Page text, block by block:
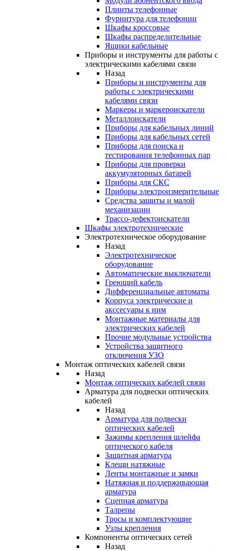
Плинты телефонные
Фурнитура для телефонии
Шкафы кроссовые
Шкафы распределительные
Ящики кабельные
Приборы и инструменты для работы с
электрическими кабелями связи
Назад
Приборы и инструменты для
работы с электрическими
кабелями связи
Маркеры и маркероискатели
Металлоискатели
Приборы для кабельных линий
Приборы для кабельных сетей
Приборы для поиска и
тестирования телефонных пар
Приборы для проверки
аккумуляторных батарей
Приборы для СКС
Приборы электроизмерительные
Средства защиты и малой
механизации
Трассо-дефектоискатели
Шкафы электротехнические
Электротехническое оборудование
Назад
Электротехническое
оборудование
Автоматические выключатели
Греющий кабель
Дифференциальные автоматы
Корпуса электрические и
акссесуары к ним
Монтажные материалы для
электрических кабелей
Прочие модульные устройства
Устройства защитного
отключения УЗО
Монтаж оптических кабелей связи
Назад
Монтаж оптических кабелей связи
Арматура для подвески оптических
кабелей
Назад
Арматура для подвески
оптических кабелей
Зажимы крепления шлейфа
оптического кабеля
Защитная арматура
Клещи натяжные
Ленты монтажные и замки
Натяжная и поддерживающая
арматура
Сцепная арматура
Талрепы
Тросы и комплектующие
Узлы крепления
Компоненты оптических сетей
Назад